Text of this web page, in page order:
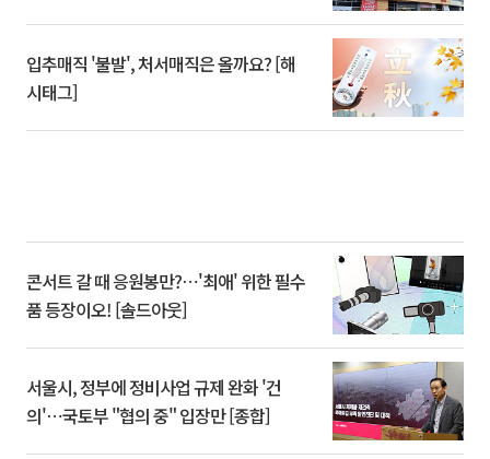
입추매직 '불발', 처서매직은 올까요? [해
시태그]
콘서트 갈 때 응원봉만?⋯'최애' 위한 필수
품 등장이오! [솔드아웃]
서울시, 정부에 정비사업 규제 완화 '건
의'⋯국토부 "협의 중" 입장만 [종합]